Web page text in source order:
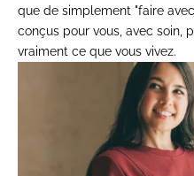
que de simplement "faire
conçus pour vous, avec soin,
vraiment ce que vous vivez.